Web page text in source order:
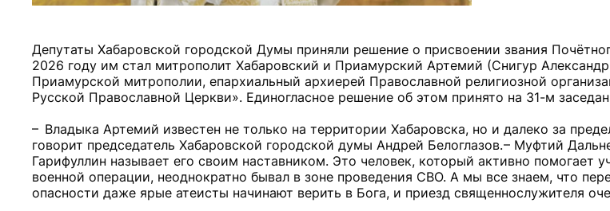
Депутаты Хабаровской городской Думы приняли решение о присвоении звания
2026 году им стал митрополит Хабаровский и Приамурский Артемий (Снигур Александр
Приамурской митрополии, епархиальный архиерей Православной религиозной
Русской Православной Церкви». Единогласное решение об этом принято на 31-м
– Владыка Артемий известен не только на территории Хабаровска, но и далеко за
говорит председатель Хабаровской городской думы Андрей Белоглазов. – Муфтий
Гарифуллин называет его своим наставником. Это человек, который активно помогает
военной операции, неоднократно бывал в зоне проведения СВО. А мы все знаем, что
опасности даже ярые атеисты начинают верить в Бога, и приезд священнослужителя